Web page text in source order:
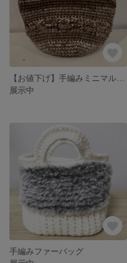
展示中
手編みファーバッグ